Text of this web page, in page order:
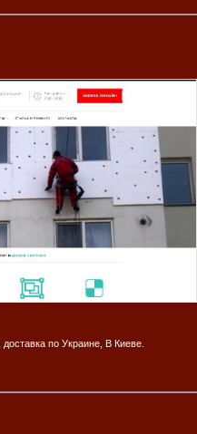
по Украине, В Киеве.